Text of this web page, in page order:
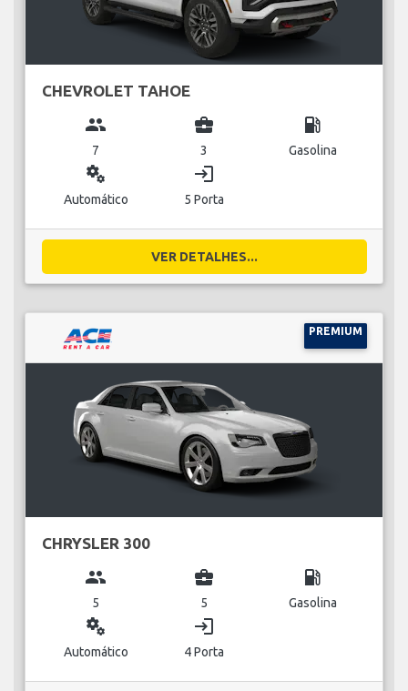
CHEVROLET TAHOE
group
7
business_center
3
local_gas_station
Gasolina
miscellaneous_services
Automático
login
5 Porta
VER DETALHES...
PREMIUM
CHRYSLER 300
group
5
business_center
5
local_gas_station
Gasolina
miscellaneous_services
Automático
login
4 Porta